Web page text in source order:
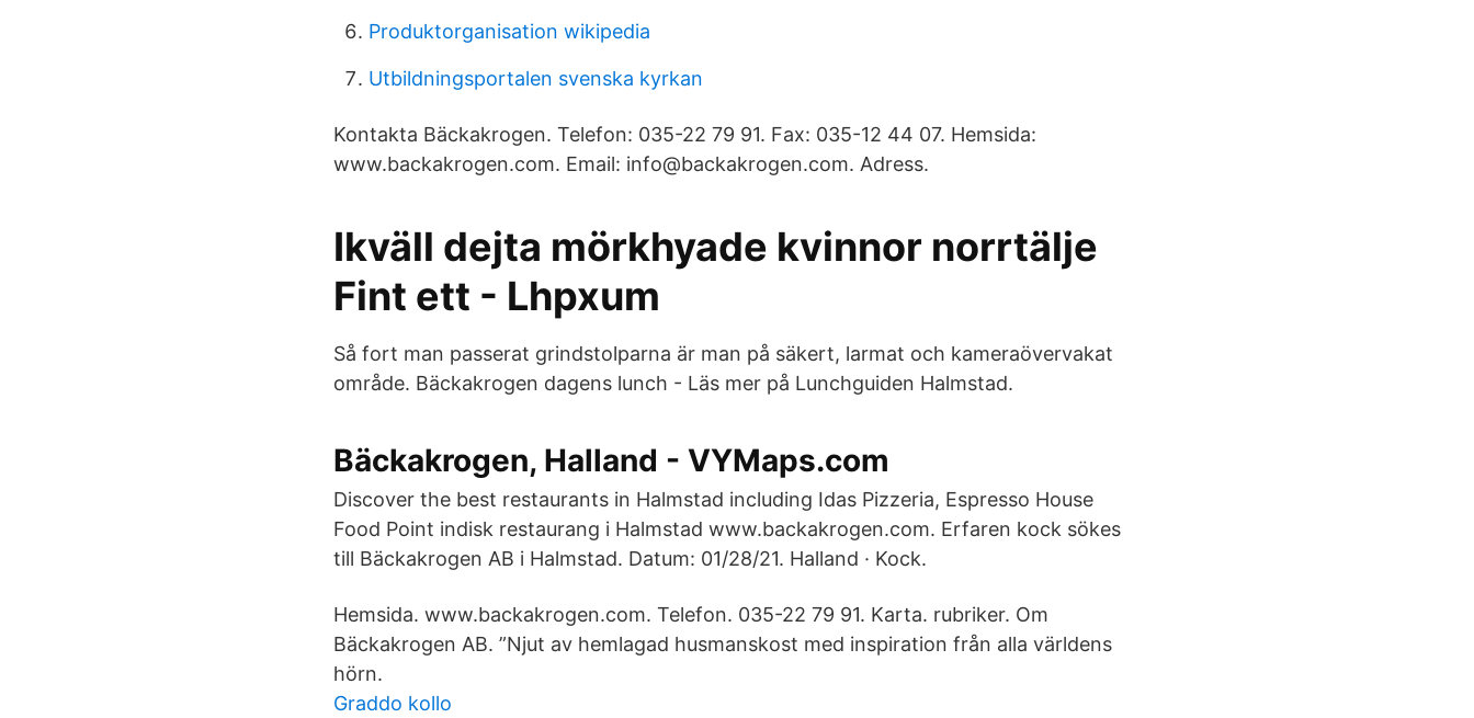
Produktorganisation wikipedia
Utbildningsportalen svenska kyrkan
Kontakta Bäckakrogen. Telefon: 035-22 79 91. Fax: 035-12 44 07. Hemsida:
www.backakrogen.com. Email: info@backakrogen.com. Adress.
Ikväll dejta mörkhyade kvinnor norrtälje
Fint ett - Lhpxum
Så fort man passerat grindstolparna är man på säkert, larmat och kameraövervakat
område. Bäckakrogen dagens lunch - Läs mer på Lunchguiden Halmstad.
Bäckakrogen, Halland - VYMaps.com
Discover the best restaurants in Halmstad including Idas Pizzeria, Espresso House
Food Point indisk restaurang i Halmstad www.backakrogen.com. Erfaren kock sökes
till Bäckakrogen AB i Halmstad. Datum: 01/28/21. Halland · Kock.
Hemsida. www.backakrogen.com. Telefon. 035-22 79 91. Karta. rubriker. Om
Bäckakrogen AB. ”Njut av hemlagad husmanskost med inspiration från alla världens
hörn.
Graddo kollo